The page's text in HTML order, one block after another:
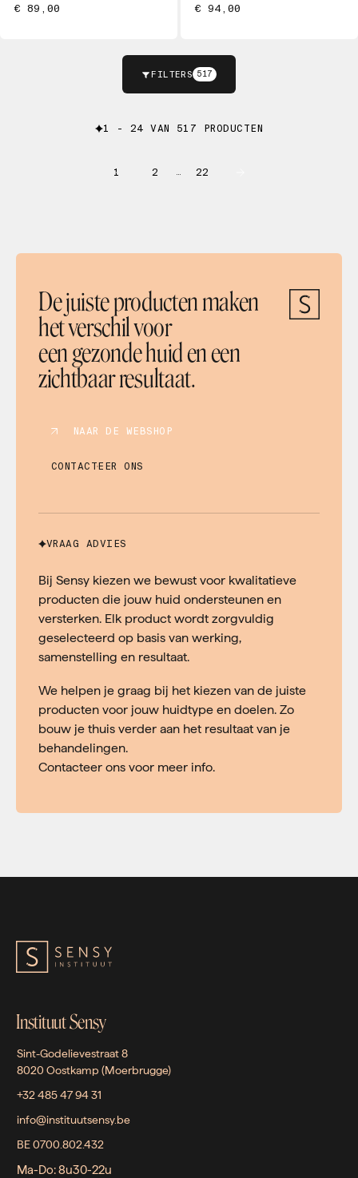
€ 89,00 € 94,00
FILTERS 517
1 - 24 VAN 517 PRODUCTEN
1 2 … 22
De juiste producten maken
het verschil voor
een gezonde huid en een
zichtbaar resultaat.
NAAR DE WEBSHOP
CONTACTEER ONS
VRAAG ADVIES
Bij Sensy kiezen we bewust voor kwalitatieve
producten die jouw huid ondersteunen en
versterken. Elk product wordt zorgvuldig
geselecteerd op basis van werking,
samenstelling en resultaat.
We helpen je graag bij het kiezen van de juiste
producten voor jouw huidtype en doelen. Zo
bouw je thuis verder aan het resultaat van je
behandelingen.
Contacteer ons voor meer info.
Instituut Sensy
Sint-Godelievestraat 8
8020 Oostkamp (Moerbrugge)
+32 485 47 94 31
info@instituutsensy.be
BE 0700.802.432
Ma-Do: 8u30-22u